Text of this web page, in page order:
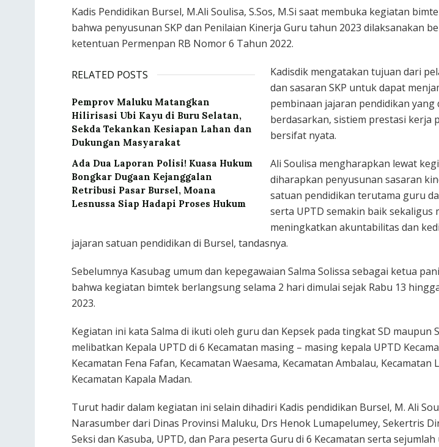
Kadis Pendidikan Bursel, M.Ali Soulisa, S.Sos, M.Si saat membuka kegiatan
bahwa penyusunan SKP dan Penilaian Kinerja Guru tahun 2023 dilaksanakan
ketentuan Permenpan RB Nomor 6 Tahun 2022.
RELATED POSTS
‎Pemprov Maluku Matangkan
Hilirisasi Ubi Kayu di Buru Selatan,
Sekda Tekankan Kesiapan Lahan dan
Dukungan Masyarakat
Ada Dua Laporan Polisi! Kuasa Hukum
Bongkar Dugaan Kejanggalan
Retribusi Pasar Bursel, Moana
Lesnussa Siap Hadapi Proses Hukum
Kadisdik mengatakan tujuan dari
dan sasaran SKP untuk dapat
pembinaan jajaran pendidikan yang
berdasarkan, sistiem prestasi kerja
bersifat nyata.
Ali Soulisa mengharapkan lewat
diharapkan penyusunan sasaran
satuan pendidikan terutama guru
serta UPTD semakin baik sekaligus
meningkatkan akuntabilitas dan
jajaran satuan pendidikan di Bursel, tandasnya.
Sebelumnya Kasubag umum dan kepegawaian Salma Solissa sebagai ketua
bahwa kegiatan bimtek berlangsung selama 2 hari dimulai sejak Rabu 13
2023.
Kegiatan ini kata Salma di ikuti oleh guru dan Kepsek pada tingkat SD maupun
melibatkan Kepala UPTD di 6 Kecamatan masing – masing kepala UPTD
Kecamatan Fena Fafan, Kecamatan Waesama, Kecamatan Ambalau, Kecamatan
Kecamatan Kapala Madan.
Turut hadir dalam kegiatan ini selain dihadiri Kadis pendidikan Bursel, M. Ali
Narasumber dari Dinas Provinsi Maluku, Drs Henok Lumapelumey, Sekertris
Seksi dan Kasuba, UPTD, dan Para peserta Guru di 6 Kecamatan serta